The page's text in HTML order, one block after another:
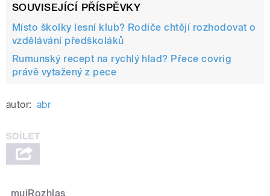
SOUVISEJÍCÍ PŘÍSPĚVKY
Místo školky lesní klub? Rodiče chtějí rozhodovat o
vzdělávání předškoláků
Rumunský recept na rychlý hlad? Přece covrig
právě vytažený z pece
autor: abr
mujRozhlas